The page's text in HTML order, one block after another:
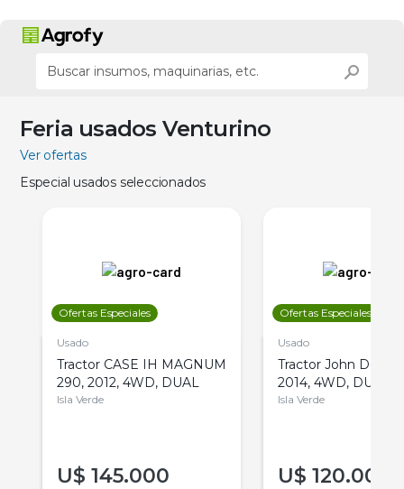
Feria usados Venturino
Ver ofertas
Especial usados seleccionados
Ofertas Especiales
Usado
Tractor CASE IH MAGNUM
290, 2012, 4WD, DUAL
Isla Verde
U$ 145.000
Ofertas Especiales
Usado
Tractor John Deere
2014, 4WD, DUAL
Isla Verde
U$ 120.000